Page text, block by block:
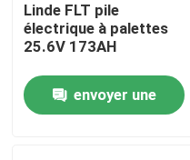
Maison
Linde FLT pile
électrique à palettes
25.6V 173AH
envoyer une